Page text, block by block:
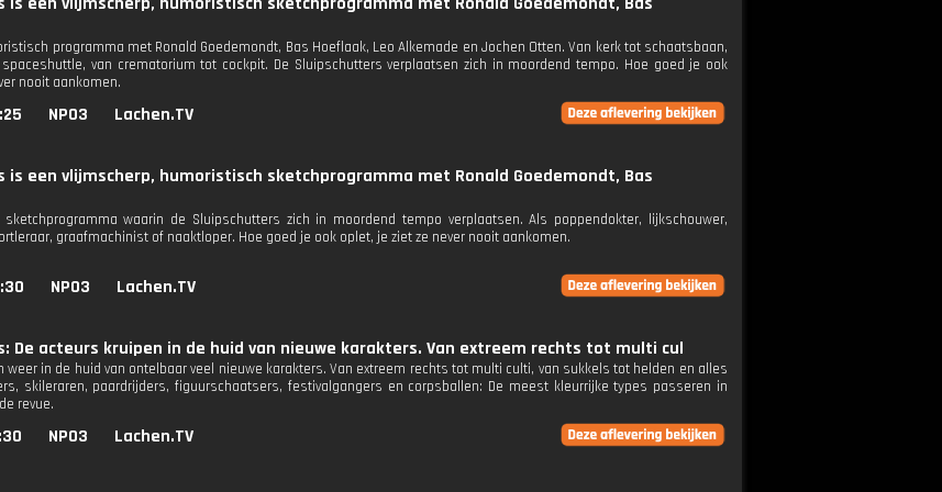
programma met Ronald Goedemondt, Bas Hoeflaak, Leo Alkemade en Jochen Otten. Van kerk tot schaatsbaan,
van crematorium tot cockpit. De Sluipschutters verplaatsen zich in moordend tempo. Hoe goed je ook
nooit aankomen.
NPO3 Lachen.TV
is een vlijmscherp, humoristisch sketchprogramma met Ronald Goedemondt, Bas
sketchprogramma waarin de Sluipschutters zich in moordend tempo verplaatsen. Als poppendokter, lijkschouwer,
graafmachinist of naaktloper. Hoe goed je ook oplet, je ziet ze never nooit aankomen.
NPO3 Lachen.TV
De acteurs kruipen in de huid van nieuwe karakters. Van extreem rechts tot multi cul
weer in de huid van ontelbaar veel nieuwe karakters. Van extreem rechts tot multi culti, van sukkels tot helden en alles
skileraren, paardrijders, figuurschaatsers, festivalgangers en corpsballen: De meest kleurrijke types passeren in
revue.
NPO3 Lachen.TV